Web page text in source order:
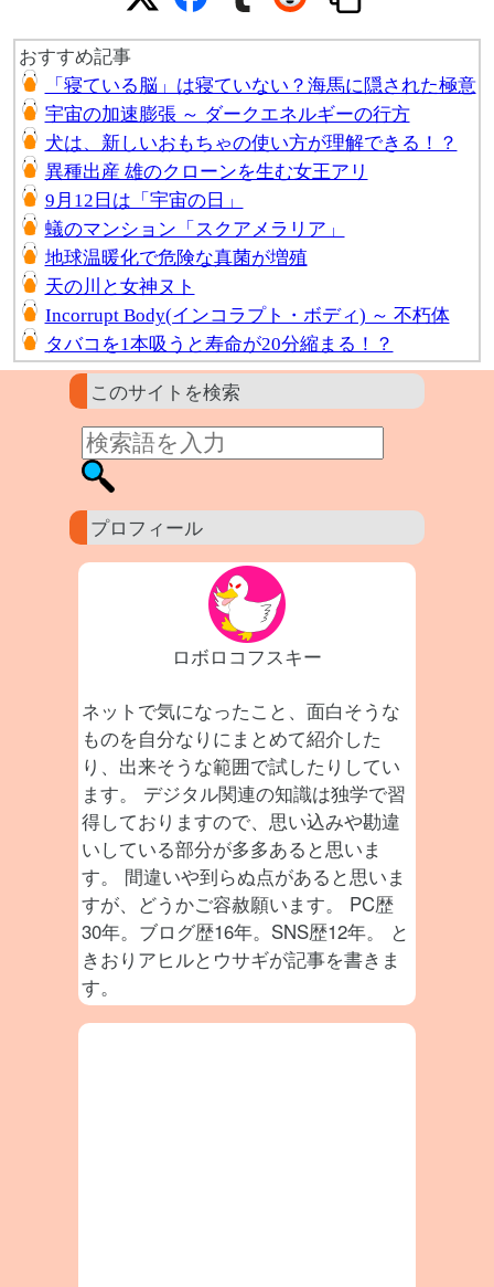
おすすめ記事
「寝ている脳」は寝ていない？海馬に隠された極意
宇宙の加速膨張 ～ ダークエネルギーの行方
犬は、新しいおもちゃの使い方が理解できる！？
異種出産 雄のクローンを生む女王アリ
9月12日は「宇宙の日」
蟻のマンション「スクアメラリア」
地球温暖化で危険な真菌が増殖
天の川と女神ヌト
Incorrupt Body(インコラプト・ボディ) ～ 不朽体
タバコを1本吸うと寿命が20分縮まる！？
このサイトを検索
プロフィール
ロボロコフスキー
ネットで気になったこと、面白そうな
ものを自分なりにまとめて紹介した
り、出来そうな範囲で試したりしてい
ます。 デジタル関連の知識は独学で習
得しておりますので、思い込みや勘違
いしている部分が多多あると思いま
す。 間違いや到らぬ点があると思いま
すが、どうかご容赦願います。 PC歴
30年。ブログ歴16年。SNS歴12年。 と
きおりアヒルとウサギが記事を書きま
す。